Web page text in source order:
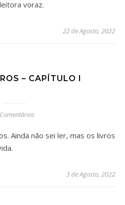
voraz.
22 de Agosto, 2022
– CAPÍTULO I
3 de Agosto, 2022